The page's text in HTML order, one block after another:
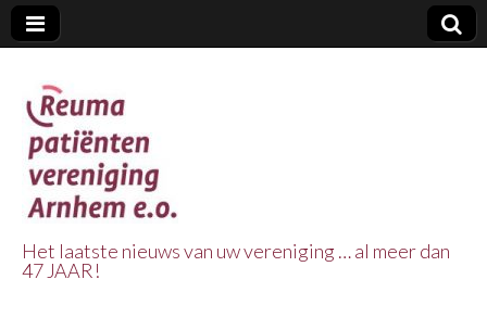
Het laatste nieuws van uw vereniging … al meer dan
47 JAAR!